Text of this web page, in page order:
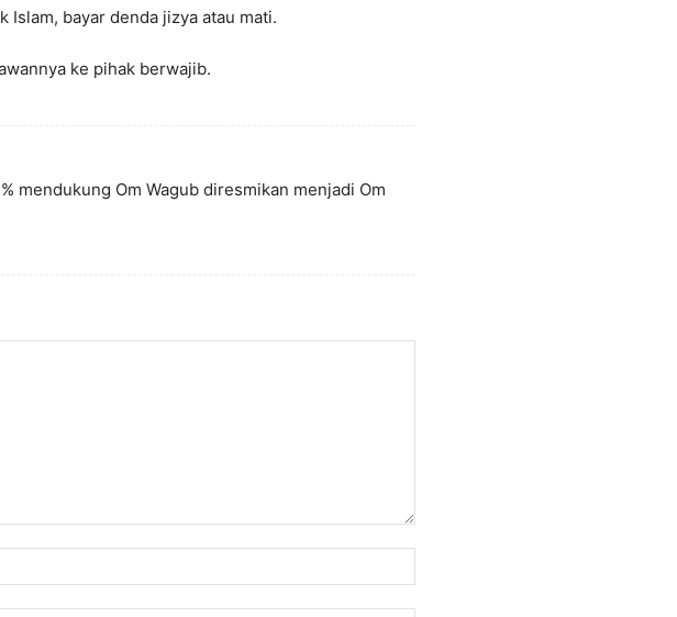
Islam, bayar denda jizya atau mati.
ke pihak berwajib.
mendukung Om Wagub diresmikan menjadi Om